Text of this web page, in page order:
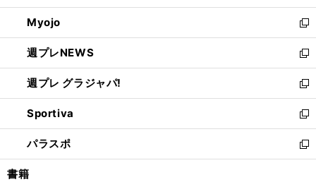
開
く
ウ
で
開
く
ン
ド
ウ
で
開
く
ウ
ィ
ン
ド
ウ
で
開
く
Myojo
新
し
い
ウ
ィ
ン
ド
ウ
で
開
週プレNEWS
新
し
い
ウ
ィ
ン
ド
ウ
週プレ グラジャパ!
新
し
い
ウ
ィ
ン
Sportiva
新
し
い
ウ
パラスポ
新
し
書籍